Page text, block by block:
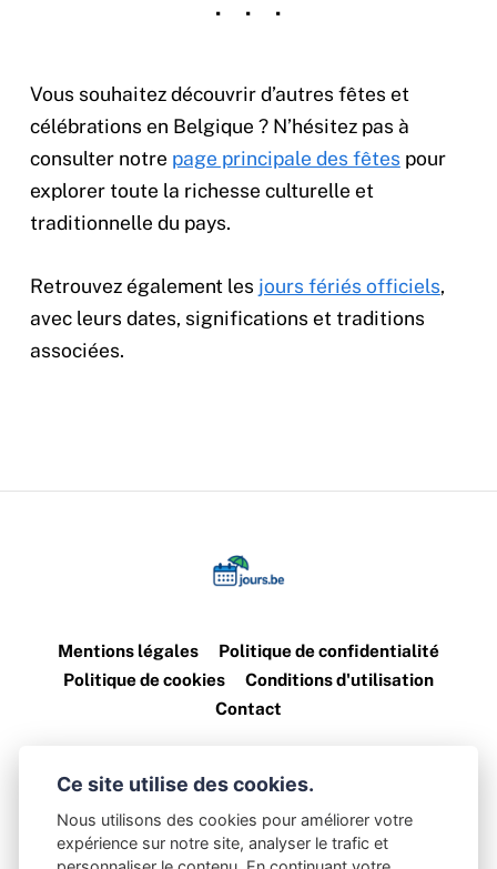
Vous souhaitez découvrir d’autres fêtes et
célébrations en Belgique ? N’hésitez pas à
consulter notre page principale des fêtes pour
explorer toute la richesse culturelle et
traditionnelle du pays.
Retrouvez également les jours fériés officiels,
avec leurs dates, significations et traditions
associées.
Mentions légales
Politique de confidentialité
Politique de cookies
Conditions d'utilisation
Contact
©2026jours.be — Tous droits réservés
Les informations sont fournies à titre indicatif. jours.be décline
Ce site utilise des cookies.
Nous utilisons des cookies pour améliorer votre
expérience sur notre site, analyser le trafic et